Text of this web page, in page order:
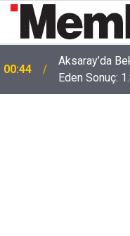
00:41 Polatlı-